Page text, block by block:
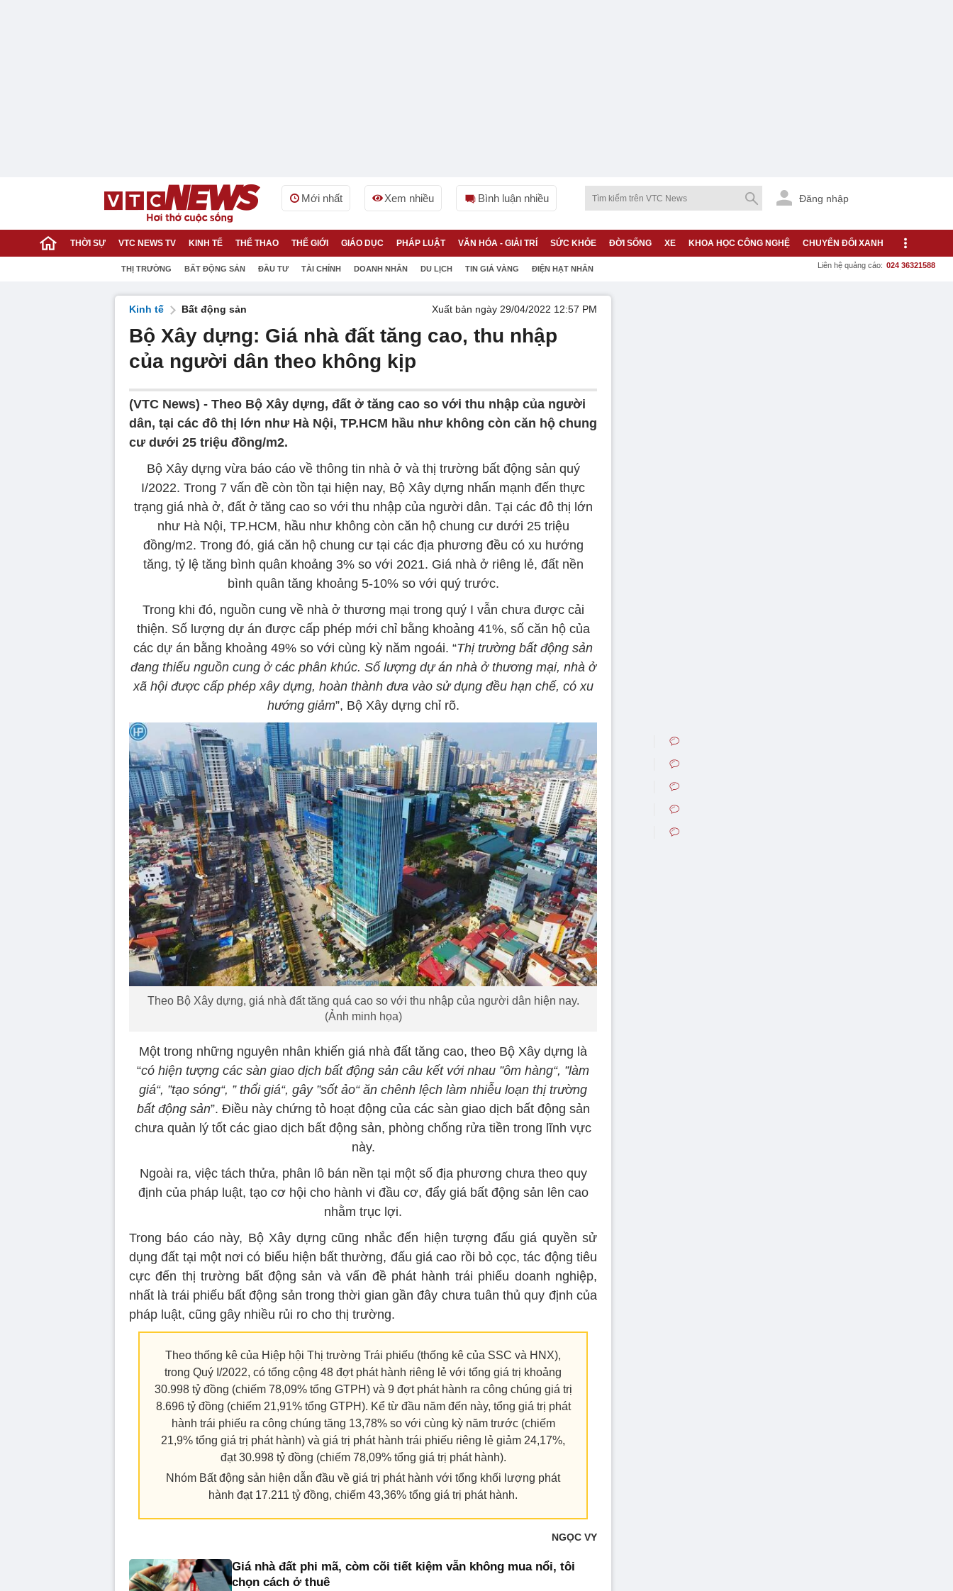
Mới nhất Xem nhiều Bình luận nhiều Đăng nhập
THỜI SỰ VTC NEWS TV KINH TẾ THỂ THAO THẾ GIỚI GIÁO DỤC PHÁP LUẬT VĂN HÓA - GIẢI TRÍ SỨC KHỎE ĐỜI SỐNG XE KHOA HỌC CÔNG NGHỆ CHUYỂN ĐỔI XANH
THỊ TRƯỜNG BẤT ĐỘNG SẢN ĐẦU TƯ TÀI CHÍNH DOANH NHÂN DU LỊCH TIN GIÁ VÀNG ĐIỆN HẠT NHÂN Liên hệ quảng cáo: 024 36321588
Kinh tế Bất động sản Xuất bản ngày 29/04/2022 12:57 PM
Bộ Xây dựng: Giá nhà đất tăng cao, thu nhập
của người dân theo không kịp
(VTC News) - Theo Bộ Xây dựng, đất ở tăng cao so với thu nhập của người
dân, tại các đô thị lớn như Hà Nội, TP.HCM hầu như không còn căn hộ chung
cư dưới 25 triệu đồng/m2.
Bộ Xây dựng vừa báo cáo về thông tin nhà ở và thị trường bất động sản quý
I/2022. Trong 7 vấn đề còn tồn tại hiện nay, Bộ Xây dựng nhấn mạnh đến thực
trạng giá nhà ở, đất ở tăng cao so với thu nhập của người dân. Tại các đô thị lớn
như Hà Nội, TP.HCM, hầu như không còn căn hộ chung cư dưới 25 triệu
đồng/m2. Trong đó, giá căn hộ chung cư tại các địa phương đều có xu hướng
tăng, tỷ lệ tăng bình quân khoảng 3% so với 2021. Giá nhà ở riêng lẻ, đất nền
bình quân tăng khoảng 5-10% so với quý trước.
Trong khi đó, nguồn cung về nhà ở thương mại trong quý I vẫn chưa được cải
thiện. Số lượng dự án được cấp phép mới chỉ bằng khoảng 41%, số căn hộ của
các dự án bằng khoảng 49% so với cùng kỳ năm ngoái. “Thị trường bất động sản
đang thiếu nguồn cung ở các phân khúc. Số lượng dự án nhà ở thương mại, nhà ở
xã hội được cấp phép xây dựng, hoàn thành đưa vào sử dụng đều hạn chế, có xu
hướng giảm”, Bộ Xây dựng chỉ rõ.
Theo Bộ Xây dựng, giá nhà đất tăng quá cao so với thu nhập của người dân hiện nay.
(Ảnh minh họa)
Một trong những nguyên nhân khiến giá nhà đất tăng cao, theo Bộ Xây dựng là
“có hiện tượng các sàn giao dịch bất động sản câu kết với nhau ”ôm hàng“, ”làm
giá“, ”tạo sóng“, ” thổi giá“, gây ”sốt ảo“ ăn chênh lệch làm nhiễu loạn thị trường
bất động sản”. Điều này chứng tỏ hoạt động của các sàn giao dịch bất động sản
chưa quản lý tốt các giao dịch bất động sản, phòng chống rửa tiền trong lĩnh vực
này.
Ngoài ra, việc tách thửa, phân lô bán nền tại một số địa phương chưa theo quy
định của pháp luật, tạo cơ hội cho hành vi đầu cơ, đẩy giá bất động sản lên cao
nhằm trục lợi.
Trong báo cáo này, Bộ Xây dựng cũng nhắc đến hiện tượng đấu giá quyền sử
dụng đất tại một nơi có biểu hiện bất thường, đấu giá cao rồi bỏ cọc, tác động tiêu
cực đến thị trường bất động sản và vấn đề phát hành trái phiếu doanh nghiệp,
nhất là trái phiếu bất động sản trong thời gian gần đây chưa tuân thủ quy định của
pháp luật, cũng gây nhiều rủi ro cho thị trường.
Theo thống kê của Hiệp hội Thị trường Trái phiếu (thống kê của SSC và HNX),
trong Quý I/2022, có tổng cộng 48 đợt phát hành riêng lẻ với tổng giá trị khoảng
30.998 tỷ đồng (chiếm 78,09% tổng GTPH) và 9 đợt phát hành ra công chúng giá trị
8.696 tỷ đồng (chiếm 21,91% tổng GTPH). Kể từ đầu năm đến này, tổng giá trị phát
hành trái phiếu ra công chúng tăng 13,78% so với cùng kỳ năm trước (chiếm
21,9% tổng giá trị phát hành) và giá trị phát hành trái phiếu riêng lẻ giảm 24,17%,
đạt 30.998 tỷ đồng (chiếm 78,09% tổng giá trị phát hành).
Nhóm Bất động sản hiện dẫn đầu về giá trị phát hành với tổng khối lượng phát
hành đạt 17.211 tỷ đồng, chiếm 43,36% tổng giá trị phát hành.
NGỌC VY
Giá nhà đất phi mã, còm cõi tiết kiệm vẫn không mua nổi, tôi
chọn cách ở thuê